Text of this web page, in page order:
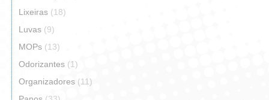
Lixeiras (18)
Luvas (9)
MOPs (13)
Odorizantes (1)
Organizadores (11)